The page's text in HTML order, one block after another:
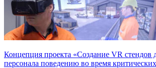
Концепция проекта «Создание VR стендов
персонала поведению во время